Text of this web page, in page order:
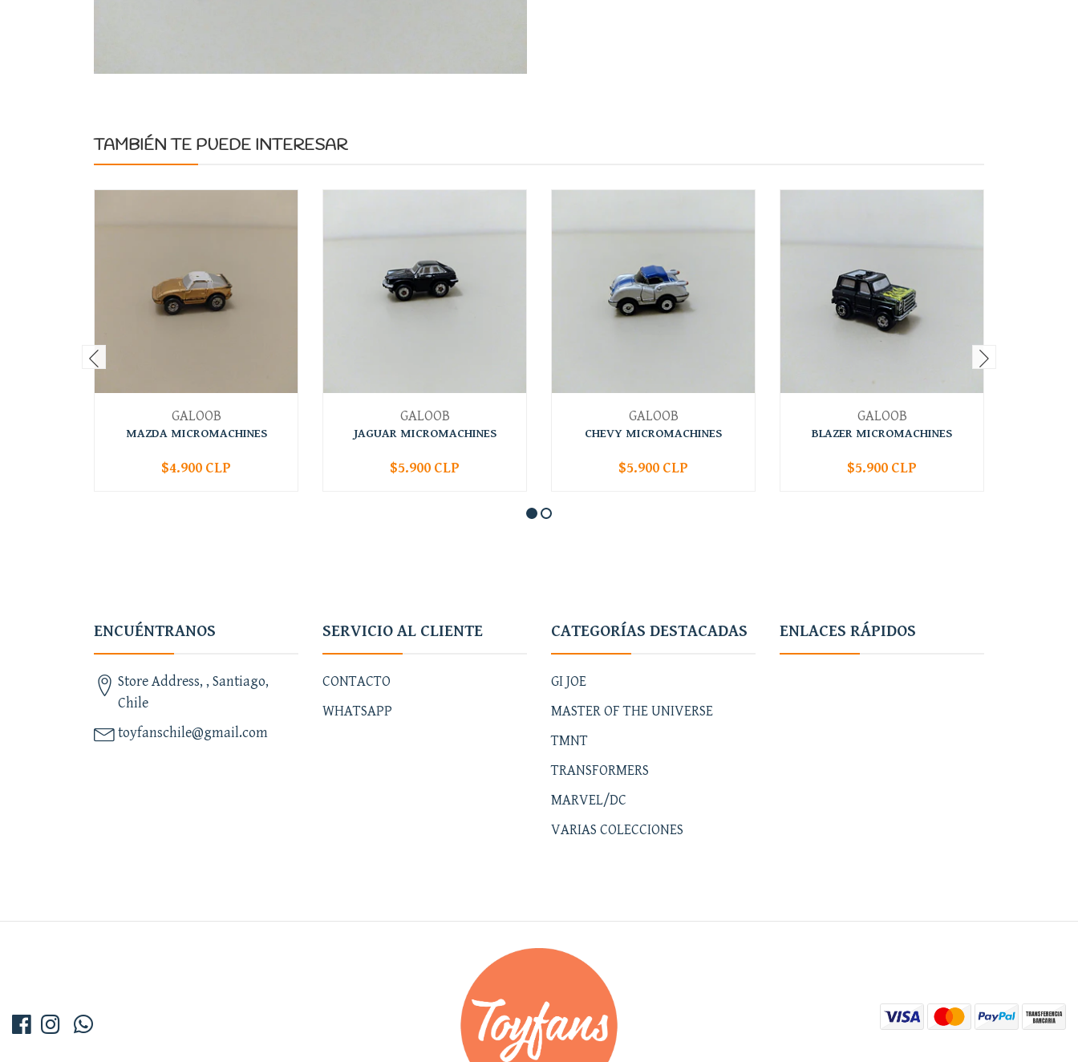
TAMBIÉN TE PUEDE INTERESAR
GALOOB
MAZDA MICROMACHINES
+
$4.900 CLP
GALOOB
JAGUAR MICROMACHINES
+
$5.900 CLP
GALOOB
CHEVY MICROMACHINES
+
$5.900 CLP
GALOOB
BLAZER MICROMACHINES
+
$5.900 CLP
ENCUÉNTRANOS
Store Address, , Santiago,
Chile
toyfanschile@gmail.com
SERVICIO AL CLIENTE
CONTACTO
WHATSAPP
CATEGORÍAS DESTACADAS
GI JOE
MASTER OF THE UNIVERSE
TMNT
TRANSFORMERS
MARVEL/DC
VARIAS COLECCIONES
ENLACES RÁPIDOS